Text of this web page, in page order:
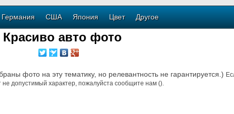
Германия США Япония Цвет Другое
Красиво авто фото
фото на эту тематику, но релевантность не гарантируется.)
допустимый характер, пожалуйста сообщите нам ().